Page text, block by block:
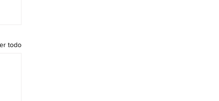
todo